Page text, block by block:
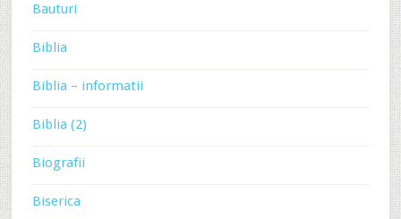
Bauturi
Biblia
Biblia – informatii
Biblia (2)
Biografii
Biserica